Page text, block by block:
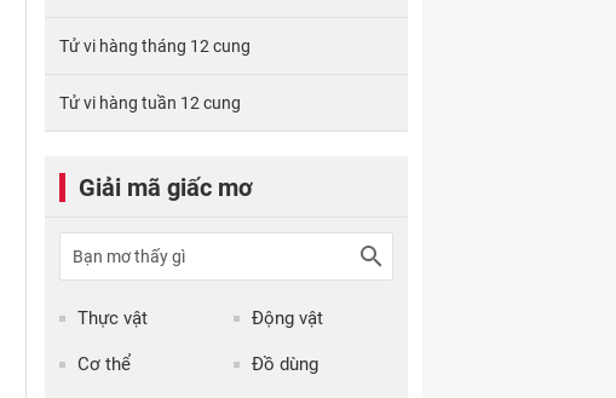
Tử vi hàng tháng 12 cung
Tử vi hàng tuần 12 cung
Giải mã giấc mơ
Thực vật Động vật
Cơ thể Đồ dùng